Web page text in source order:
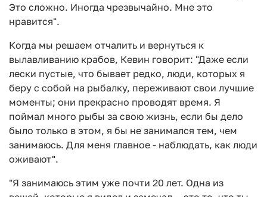
Это сложно. Иногда чрезвычайно. Мне это
нравится".
Когда мы решаем отчалить и вернуться к
вылавливанию крабов, Кевин говорит: "Даже если
лески пустые, что бывает редко, люди, которых я
беру с собой на рыбалку, переживают свои лучшие
моменты; они прекрасно проводят время. Я
поймал много рыбы за свою жизнь, если бы дело
было только в этом, я бы не занимался тем, чем
занимаюсь. Для меня главное - наблюдать, как люди
оживают".
"Я занимаюсь этим уже почти 20 лет. Одна из